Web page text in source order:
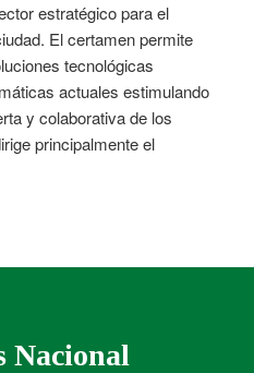
estratégico para el
El certamen permite
tecnológicas
actuales estimulando
y colaborativa de los
principalmente el
Nacional